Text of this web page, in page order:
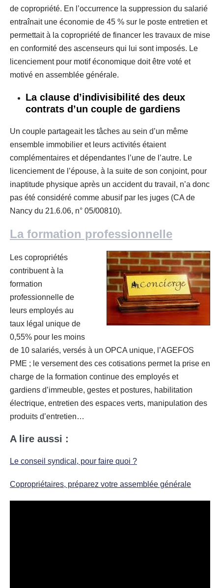
de copropriété. En l’occurrence la suppression du salarié
entraînait une économie de 45 % sur le poste entretien et
permettait à la copropriété de financer les travaux de mise
en conformité des ascenseurs qui lui sont imposés. Le
licenciement pour motif économique doit être voté et
motivé en assemblée générale.
La clause d’indivisibilité des deux
contrats d’un couple de gardiens
Un couple partageait les tâches au sein d’un même
ensemble immobilier et leurs activités étaient
complémentaires et dépendantes l’une de l’autre. Le
licenciement de l’épouse, à la suite de son conjoint, pour
inaptitude physique après un accident du travail, n’a donc
pas été considéré comme abusif par les juges (CA de
Nancy du 21.6.06, n° 05/00810).
La formation professionnelle
Les copropriétés
contribuent à la
formation
professionnelle de
leurs employés au
taux légal unique de
0,55% pour les moins
de 10 salariés, versés à un OPCA unique, l’AGEFOS
PME ; le versement des ces cotisations permet la prise en
charge de la formation continue des employés et
gardiens d’immeuble, gestes et postures, habilitation
électrique, entretien des espaces verts, manipulation des
produits d’entretien…
A lire aussi :
Le conseil syndical, pour faire quoi ?
Copropriétaires, préparez votre assemblée générale